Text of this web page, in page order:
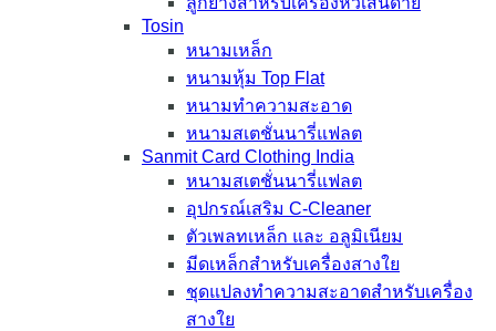
Tosin
หนามเหล็ก
หนามหุ้ม Top Flat
หนามทำความสะอาด
หนามสเตชั่นนารี่แฟลต
Sanmit Card Clothing India
หนามสเตชั่นนารี่แฟลต
อุปกรณ์เสริม C-Cleaner
ตัวเพลทเหล็ก และ อลูมิเนียม
มีดเหล็กสำหรับเครื่องสางใย
ชุดแปลงทำความสะอาดสำหรับเครื่อง
สางใย